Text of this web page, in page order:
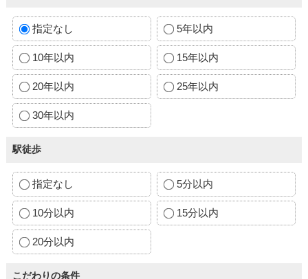
指定なし 5年以内
10年以内 15年以内
20年以内 25年以内
30年以内
駅徒歩
指定なし 5分以内
10分以内 15分以内
20分以内
こだわりの条件